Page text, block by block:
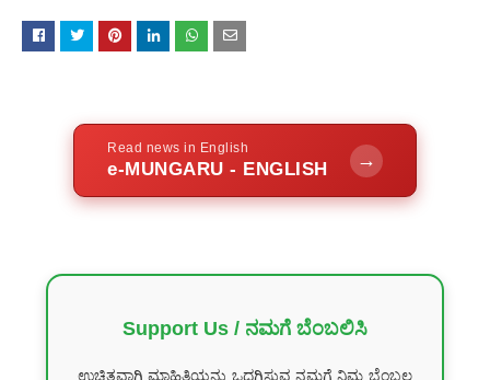
Read news in English
e-MUNGARU - ENGLISH →
Support Us / ನಮಗೆ ಬೆಂಬಲಿಸಿ
ಉಚಿತವಾಗಿ ಮಾಹಿತಿಯನ್ನು ಒದಗಿಸುವ ನಮಗೆ ನಿಮ್ಮ ಬೆಂಬಲ